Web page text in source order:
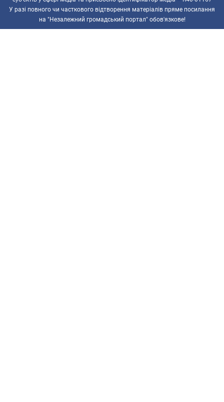
У разі повного чи часткового відтворення матеріалів пряме посилання
на "Незалежний громадський портал" обов'язкове!